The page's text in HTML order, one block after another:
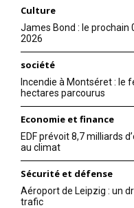
Culture
James Bond : le
2026
société
Incendie à Montséret : le
hectares parcourus
Economie et finance
EDF prévoit 8,7 milliards
au climat
Sécurité et défense
Aéroport de Leipzig : un
trafic